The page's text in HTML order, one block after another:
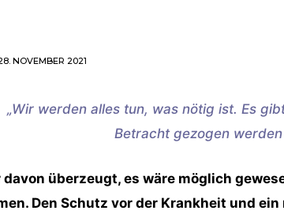
NOVEMBER 2021
„Wir werden alles tun, was nötig ist. Es
Betracht gezogen werden
davon überzeugt, es wäre möglich
Den Schutz vor der Krankheit und